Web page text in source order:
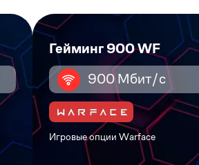
Гейминг 900 WF
900 Мбит/с
Игровые опции Warface